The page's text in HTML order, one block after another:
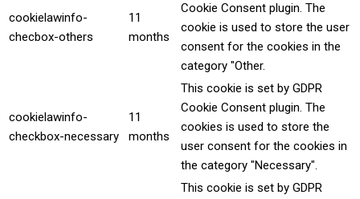
cookielawinfo-
checbox-others
11
months
Cookie Consent plugin. The
cookie is used to store the user
consent for the cookies in the
category "Other.
cookielawinfo-
checkbox-necessary
11
months
This cookie is set by GDPR
Cookie Consent plugin. The
cookies is used to store the
user consent for the cookies in
the category "Necessary".
This cookie is set by GDPR